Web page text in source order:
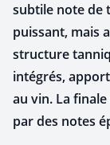
subtile note de
puissant, mais
structure
intégrés,
au vin. La
par des notes